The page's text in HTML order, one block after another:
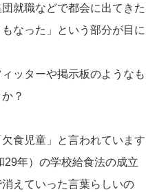
就職などで都会に出てきた
なった」という部分が目に
ッターや掲示板のようなも
？
食児童」と言われています
年）の学校給食法の成立
えていった言葉らしいの